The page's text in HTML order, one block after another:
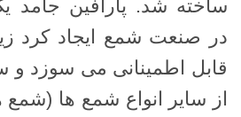
ساخته شد. پارافین
در صنعت شمع ایجاد کرد
قابل اطمینانی می سوزد و
از سایر انواع شمع ها (شمع